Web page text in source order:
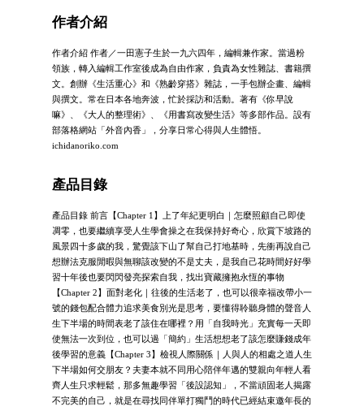
作者介紹
作者介紹 作者／一田憲子生於一九六四年，編輯兼作家。當過粉
領族，轉入編輯工作室後成為自由作家，負責為女性雜誌、書籍撰
文。創辦《生活重心》和《熟齡穿搭》雜誌，一手包辦企畫、編輯
與撰文。常在日本各地奔波，忙於採訪和活動。著有《你早說
嘛》、《大人的整理術》、《用書寫改變生活》等多部作品。設有
部落格網站「外音內香」，分享日常心得與人生體悟。
ichidanoriko.com
產品目錄
產品目錄 前言【Chapter 1】上了年紀更明白｜怎麼照顧自己即使
凋零，也要繼續享受人生學會操之在我保持好奇心，欣賞下坡路的
風景四十多歲的我，驚覺該下山了幫自己打地基時，先衝再說自己
想辦法克服閒暇與無聊該改變的不是丈夫，是我自己花時間好好學
習十年後也要閃閃發亮探索自我，找出寶藏擁抱永恆的事物
【Chapter 2】面對老化｜往後的生活老了，也可以很幸福改帶小一
號的錢包配合體力追求美食別光是思考，要懂得聆聽身體的聲音人
生下半場的時間表老了該住在哪裡？用「自我時光」充實每一天即
使無法一次到位，也可以過「簡約」生活想想老了該怎麼賺錢成年
後學習的意義【Chapter 3】檢視人際關係｜人與人的相處之道人生
下半場如何交朋友？夫妻本就不同用心陪伴年邁的雙親向年輕人看
齊人生只求輕鬆，那多無趣學習「後設認知」，不當頑固老人揭露
不完美的自己，就是在尋找同伴單打獨鬥的時代已經結束邀年長的